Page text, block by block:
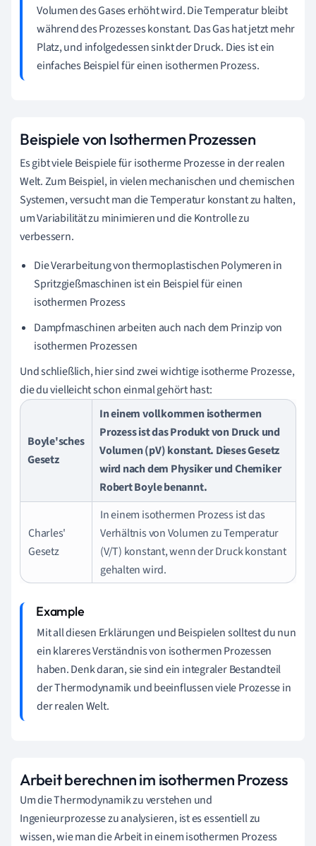
Volumen des Gases erhöht wird. Die Temperatur bleibt
während des Prozesses konstant. Das Gas hat jetzt mehr
Platz, und infolgedessen sinkt der Druck. Dies ist ein
einfaches Beispiel für einen isothermen Prozess.
Beispiele von Isothermen Prozessen
Es gibt viele Beispiele für isotherme Prozesse in der realen
Welt. Zum Beispiel, in vielen mechanischen und chemischen
Systemen, versucht man die Temperatur konstant zu halten,
um Variabilität zu minimieren und die Kontrolle zu
verbessern.
Die Verarbeitung von thermoplastischen Polymeren in
Spritzgießmaschinen ist ein Beispiel für einen
isothermen Prozess
Dampfmaschinen arbeiten auch nach dem Prinzip von
isothermen Prozessen
Und schließlich, hier sind zwei wichtige isotherme Prozesse,
die du vielleicht schon einmal gehört hast:
Boyle'sches
Gesetz
In einem vollkommen isothermen
Prozess ist das Produkt von Druck und
Volumen (pV) konstant. Dieses Gesetz
wird nach dem Physiker und Chemiker
Robert Boyle benannt.
Charles'
Gesetz
In einem isothermen Prozess ist das
Verhältnis von Volumen zu Temperatur
(V/T) konstant, wenn der Druck konstant
gehalten wird.
Mit all diesen Erklärungen und Beispielen solltest du nun
ein klareres Verständnis von isothermen Prozessen
haben. Denk daran, sie sind ein integraler Bestandteil
der Thermodynamik und beeinflussen viele Prozesse in
der realen Welt.
Arbeit berechnen im isothermen Prozess
Um die Thermodynamik zu verstehen und
Ingenieurprozesse zu analysieren, ist es essentiell zu
wissen, wie man die Arbeit in einem isothermen Prozess